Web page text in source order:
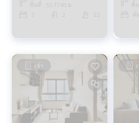
พื้นที่ : 52.77 ตร.ม. พื้น
ห้
เช่า